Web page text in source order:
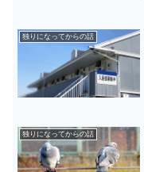
独りになってからの話
独りになってからの話